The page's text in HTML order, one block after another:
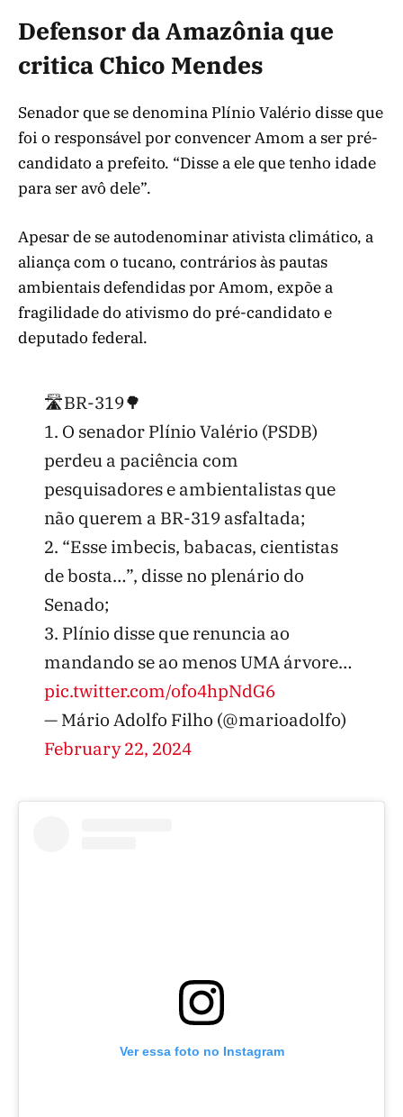
Defensor da Amazônia que
critica Chico Mendes
Senador que se denomina Plínio Valério disse que
foi o responsável por convencer Amom a ser pré-
candidato a prefeito. “Disse a ele que tenho idade
para ser avô dele”.
Apesar de se autodenominar ativista climático, a
aliança com o tucano, contrários às pautas
ambientais defendidas por Amom, expõe a
fragilidade do ativismo do pré-candidato e
deputado federal.
🛣️BR-319🌳
1. O senador Plínio Valério (PSDB)
perdeu a paciência com
pesquisadores e ambientalistas que
não querem a BR-319 asfaltada;
2. “Esse imbecis, babacas, cientistas
de bosta…”, disse no plenário do
Senado;
3. Plínio disse que renuncia ao
mandando se ao menos UMA árvore…
pic.twitter.com/ofo4hpNdG6
— Mário Adolfo Filho (@marioadolfo)
February 22, 2024
Ver essa foto no Instagram